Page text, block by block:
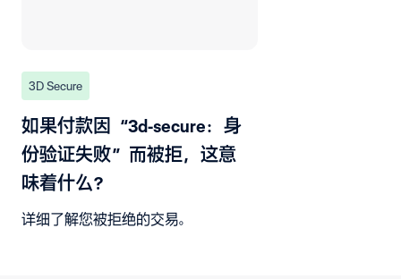
3D Secure
如果付款因“3d-secure：身
份验证失败”而被拒，这意
味着什么？
详细了解您被拒绝的交易。